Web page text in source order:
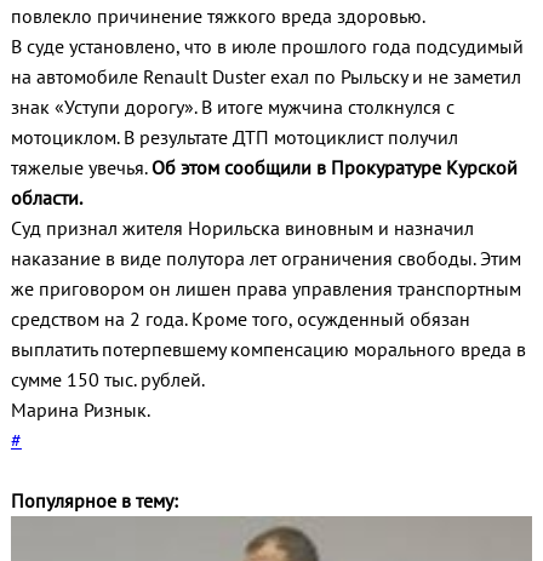
повлекло причинение тяжкого вреда здоровью.
В суде установлено, что в июле прошлого года подсудимый
на автомобиле Renault Duster ехал по Рыльску и не заметил
знак «Уступи дорогу». В итоге мужчина столкнулся с
мотоциклом. В результате ДТП мотоциклист получил
тяжелые увечья. Об этом сообщили в Прокуратуре Курской
области.
Суд признал жителя Норильска виновным и назначил
наказание в виде полутора лет ограничения свободы. Этим
же приговором он лишен права управления транспортным
средством на 2 года. Кроме того, осужденный обязан
выплатить потерпевшему компенсацию морального вреда в
сумме 150 тыс. рублей.
Марина Ризнык.
#
Популярное в тему: